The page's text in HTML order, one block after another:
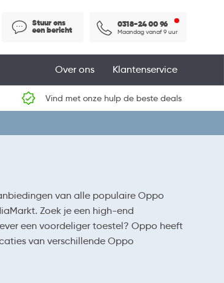
Stuur ons
een bericht
0318-24 00 96
Maandag vanaf 9 uur
Klantenservice
Over ons
Vind met onze hulp de beste deals
van alle populaire Oppo
Zoek je een high-end
een voordeliger toestel? Oppo heeft
van verschillende Oppo